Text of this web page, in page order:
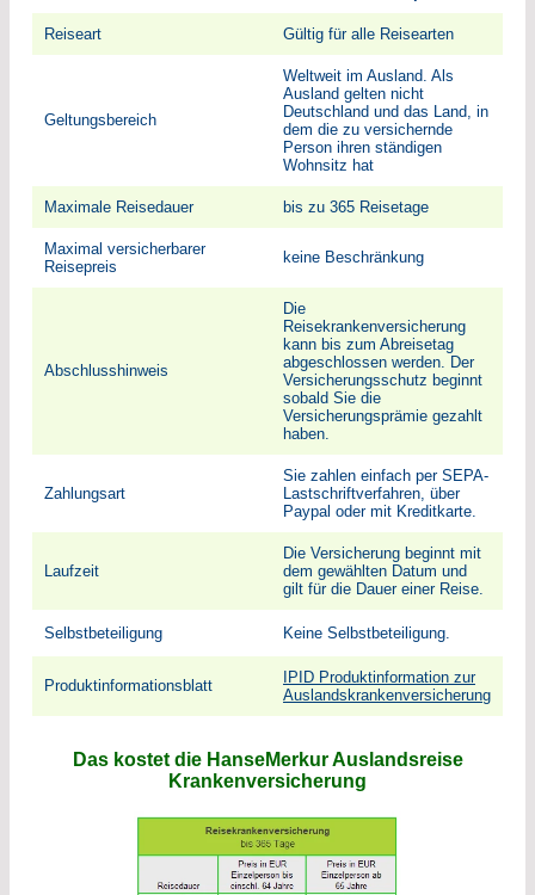
Reiseart Gültig für alle Reisearten
Geltungsbereich
Weltweit im Ausland. Als
Ausland gelten nicht
Deutschland und das Land, in
dem die zu versichernde
Person ihren ständigen
Wohnsitz hat
Maximale Reisedauer bis zu 365 Reisetage
Maximal versicherbarer
Reisepreis
keine Beschränkung
Abschlusshinweis
Die
Reisekrankenversicherung
kann bis zum Abreisetag
abgeschlossen werden. Der
Versicherungsschutz beginnt
sobald Sie die
Versicherungsprämie gezahlt
haben.
Zahlungsart
Sie zahlen einfach per SEPA-
Lastschriftverfahren, über
Paypal oder mit Kreditkarte.
Laufzeit
Die Versicherung beginnt mit
dem gewählten Datum und
gilt für die Dauer einer Reise.
Selbstbeteiligung Keine Selbstbeteiligung.
Produktinformationsblatt
IPID Produktinformation zur
Auslandskrankenversicherung
Das kostet die HanseMerkur Auslandsreise
Krankenversicherung